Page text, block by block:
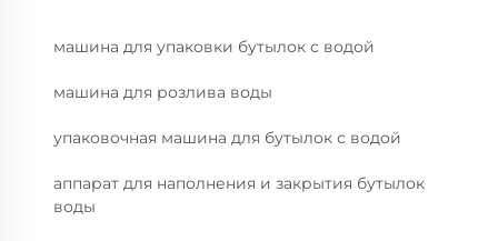
машина для упаковки бутылок с водой
машина для розлива воды
упаковочная машина для бутылок с водой
аппарат для наполнения и закрытия бутылок
воды